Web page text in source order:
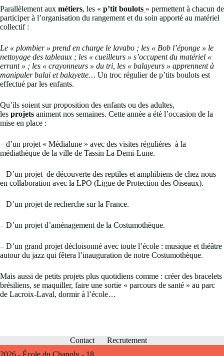
Parallèlement aux métiers, les « p’tit boulots » permettent à chacun de
participer à l’organisation du rangement et du soin apporté au matériel
collectif :
Le « plombier » prend en charge le lavabo ; les « Bob l’éponge » le
nettoyage des tableaux ; les « cueilleurs » s’occupent du matériel «
errant » ; les « crayonneurs » du tri, les « balayeurs » apprennent à
manipuler balai et balayette… Un troc régulier de p’tits boulots est
effectué par les enfants.
Qu’ils soient sur proposition des enfants ou des adultes,
les projets animent nos semaines. Cette année a été l’occasion de la
mise en place :
– d’un projet « Médialune » avec des visites régulières à la
médiathèque de la ville de Tassin La Demi-Lune.
– D’un projet de découverte des reptiles et amphibiens de chez nous
en collaboration avec la LPO (Ligue de Protection des Oiseaux).
– D’un projet de recherche sur la France.
– D’un projet d’aménagement de la Costumothèque.
– D’un grand projet décloisonné avec toute l’école : musique et théâtre
autour du jazz qui fêtera l’inauguration de notre Costumothèque.
Mais aussi de petits projets plus quotidiens comme : créer des bracelets
brésiliens, se maquiller, faire une sortie « parcours de santé » au parc
de Lacroix-Laval, dormir à l’école…
Contact
Recrutement
2026 - École du Chapoly - 18